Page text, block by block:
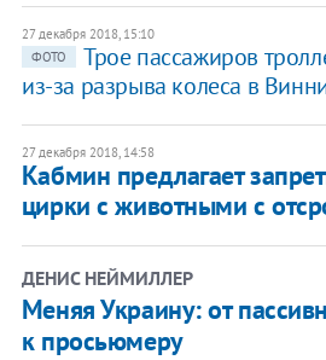
27 декабря 2018, 15:10
ФОТО
​Трое пассажиров
из-за разрыва колеса в
27 декабря 2018, 14:58
​Кабмин предлагает
цирки с животными с
ДЕНИС НЕЙМИЛЛЕР
Меняя Украину: от
к просьюмеру